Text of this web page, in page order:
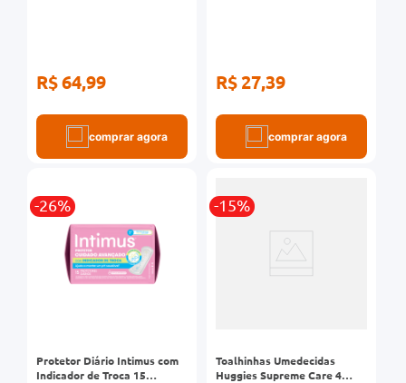
R$ 64,99
comprar agora
R$ 27,39
comprar agora
-26%
Protetor Diário Intimus com
Indicador de Troca 15
-15%
Toalhinhas Umedecidas
Huggies Supreme Care 4